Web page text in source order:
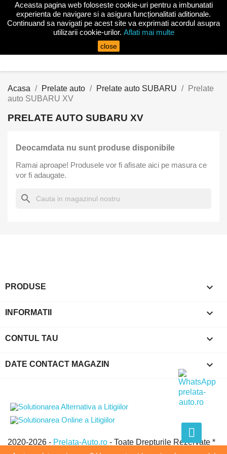

Acasa Prelate auto Prelate auto SUBARU
Prelate
auto SUBARU XV
PRELATE AUTO SUBARU XV
Deocamdata nu sunt produse disponibile
Ramai aproape! Produsele vor fi afisate aici pe masura ce
vor fi adaugate.
search
PRODUSE 
INFORMATII 
CONTUL TAU 
DATE CONTACT MAGAZIN keyboard_arrow_down
Aceasta pagina web foloseste cookie-uri pentru a imbunatati
experienta de navigare si a asigura funcționalitati aditionale.
Continuand sa navigati pe acest site va exprimati acordul asupra
utilizarii cookie-urilor. Aflati mai multe
close
2020-2026 - Prelata-Auto.ro - Toate Drepturile Rezervate *
GLOBAL EVOLUTION GROUP SRL * CUI:21438950 *
Intra in cont